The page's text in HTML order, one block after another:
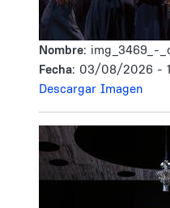
Nombre: img_3469_-
Fecha: 03/08/2026 -
Descargar Imagen